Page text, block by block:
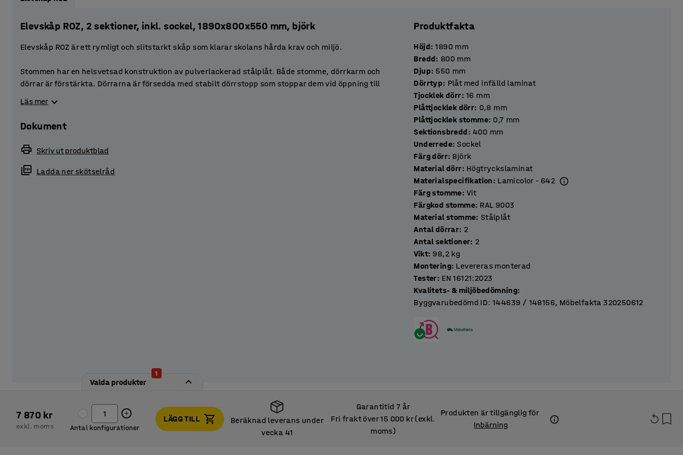
Elevskåp ROZ, 2 sektioner, inkl. sockel, 1890x800x550 mm, björk
Elevskåp ROZ är ett rymligt och slitstarkt skåp som klarar skolans hårda krav och miljö.
Stommen har en helsvetsad konstruktion av pulverlackerad stålplåt. Både stomme, dörrkarm och
dörrar är förstärkta. Dörrarna är försedda med stabilt dörrstopp som stoppar dem vid öppning till
Varje skåp är inrett med tre mindre förvaringsfack som är perfekta för böcker, pärmar och småsaker.
Högst upp i skåpet sitter en klädstång med en ankarkrok för upphängning av ytterkläder. Längst ner
finns gott om utrymme för exempelvis väskor.
Ge eleverna en säker förvaring genom att komplettera skåpen med en låsanordning. Välj bland våra
Läs mer
Dokument
Skriv ut produktblad
Ladda ner skötselråd
Produktfakta
Höjd: 1890 mm
Bredd: 800 mm
Djup: 550 mm
Dörrtyp: Plåt med infälld laminat
Tjocklek dörr: 16 mm
Plåttjocklek dörr: 0,8 mm
Plåttjocklek stomme: 0,7 mm
Sektionsbredd: 400 mm
Underrede: Sockel
Färg dörr: Björk
Material dörr: Högtryckslaminat
Materialspecifikation: Lamicolor - 642
Färg stomme: Vit
Färgkod stomme: RAL 9003
Material stomme: Stålplåt
Antal dörrar: 2
Antal sektioner: 2
Vikt: 98,2 kg
Montering: Levereras monterad
Tester: EN 16121:2023
Kvalitets- & miljöbedömning:
Byggvarubedömd ID: 144639 / 148156, Möbelfakta 320250612
Valda produkter
1
7 870 kr
exkl. moms Antal konfigurationer
LÄGG TILL
Beräknad leverans under
vecka 41
Garantitid 7 år
Fri frakt över 15 000 kr (exkl.
moms)
Produkten är tillgänglig för
Inbärning